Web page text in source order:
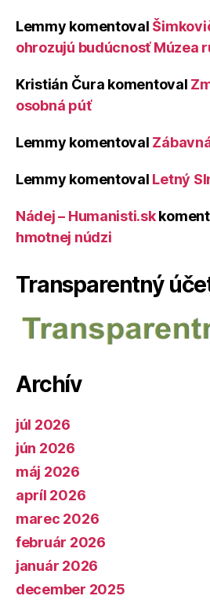
Lemmy komentoval
ohrozujú budúcnosť Múzea
Kristián Čura komentoval
osobná púť
Lemmy komentoval
Lemmy komentoval Letný
Nádej – Humanisti.sk
hmotnej núdzi
Transparentný
Archív
júl 2026
jún 2026
máj 2026
apríl 2026
marec 2026
február 2026
január 2026
december 2025